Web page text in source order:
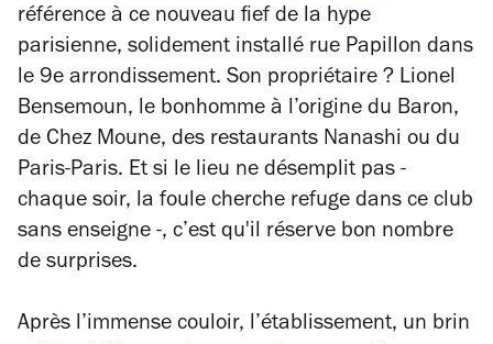
référence à ce nouveau fief de la hype
parisienne, solidement installé rue Papillon dans
le 9e arrondissement. Son propriétaire ? Lionel
Bensemoun, le bonhomme à l’origine du Baron,
de Chez Moune, des restaurants Nanashi ou du
Paris-Paris. Et si le lieu ne désemplit pas -
chaque soir, la foule cherche refuge dans ce club
sans enseigne -, c’est qu'il réserve bon nombre
de surprises.
Après l’immense couloir, l’établissement, un brin